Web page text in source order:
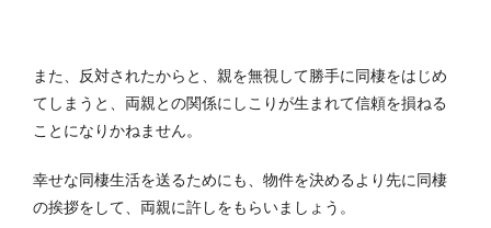
また、反対されたからと、親を無視して勝手に同棲をはじめ
てしまうと、両親との関係にしこりが生まれて信頼を損ねる
ことになりかねません。
幸せな同棲生活を送るためにも、物件を決めるより先に同棲
の挨拶をして、両親に許しをもらいましょう。